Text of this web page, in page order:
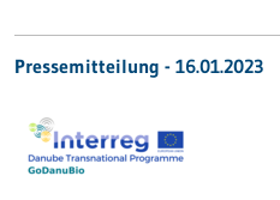
Pressemitteilung - 16.01.2023